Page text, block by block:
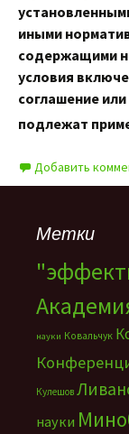
иными
содержащими
условия
соглашение
подлежат
Добавить
Метки
науки Ковальчук
Кулешов
науки